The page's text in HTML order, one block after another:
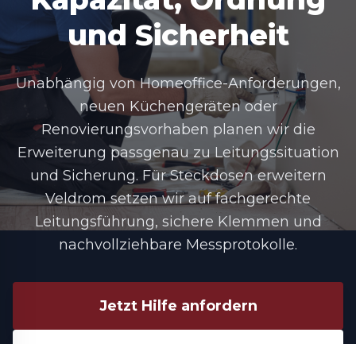
und Sicherheit
Unabhängig von Homeoffice-Anforderungen,
neuen Küchengeräten oder
Renovierungsvorhaben planen wir die
Erweiterung passgenau zu Leitungssituation
und Sicherung. FürSteckdosen erweitern
Veldromsetzen wir auf fachgerechte
Leitungsführung, sichere Klemmen und
nachvollziehbare Messprotokolle.
Jetzt Hilfe anfordern